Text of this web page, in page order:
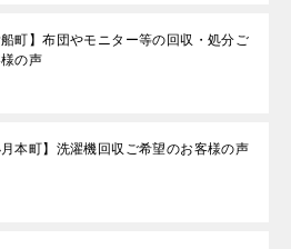
船町】布団やモニター等の回収・処分ご
の声
月本町】洗濯機回収ご希望のお客様の声